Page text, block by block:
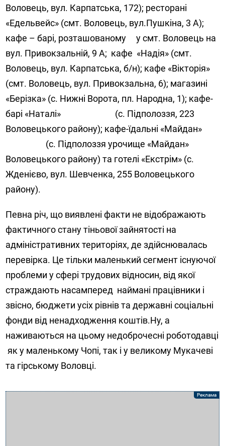
Воловець, вул. Карпатська, 172); ресторані
«Едельвейс» (смт. Воловець, вул.Пушкіна, 3 А);
кафе – барі, розташованому у смт. Воловець на
вул. Привокзальній, 9 А; кафе «Надія» (смт.
Воловець, вул. Карпатська, б/н); кафе «Вікторія»
(смт. Воловець, вул. Привокзальна, 6); магазині
«Берізка» (с. Нижні Ворота, пл. Народна, 1); кафе-
барі «Наталі» (с. Підполоззя, 223
Воловецького району); кафе-їдальні «Майдан»
(с. Підполоззя урочище «Майдан»
Воловецького району) та готелі «Екстрім» (с.
Жденієво, вул. Шевченка, 255 Воловецького
району).
Певна річ, що виявлені факти не відображають
фактичного стану тіньової зайнятості на
адміністративних територіях, де здійснювалась
перевірка. Це тільки маленький сегмент існуючої
проблеми у сфері трудових відносин, від якої
страждають насамперед наймані працівники і
звісно, бюджети усіх рівнів та державні соціальні
фонди від ненадходження коштів.Ну, а
наживаються на цьому недоброчесні роботодавці
як у маленькому Чопі, так і у великому Мукачеві
та гірському Воловці.